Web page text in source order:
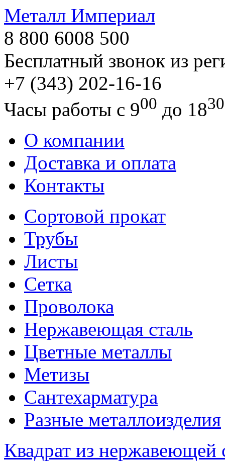
Металл Империал
8 800 6008 500
Бесплатный звонок из
+7 (343) 202-16-16
Часы работы с 900 до 1830
О компании
Доставка и оплата
Контакты
Сортовой прокат
Трубы
Листы
Сетка
Проволока
Нержавеющая сталь
Цветные металлы
Метизы
Сантехарматура
Разные металлоизделия
Квадрат из нержавеющей